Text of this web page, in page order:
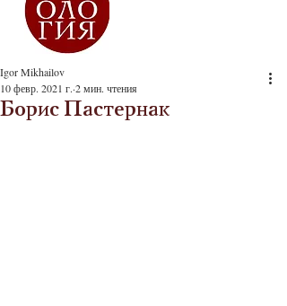
Борис Пастернак
Igor Mikhailov
10 февр. 2021 г. 2 мин. чтения